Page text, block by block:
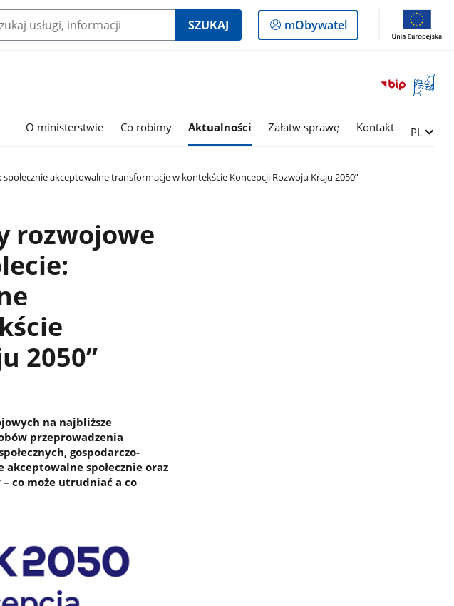
SZUKAJ
Logowanie
do
mObywatel
Otwórz
okno
języka
O ministerstwie Co robimy Aktualności Załatw sprawę Kontakt Zmień
PL
akceptowalne transformacje w kontekście Koncepcji Rozwoju Kraju 2050”
rozwojowe
2050”
na najbliższe
przeprowadzenia
gospodarczo-
społecznie oraz
co może utrudniać a co